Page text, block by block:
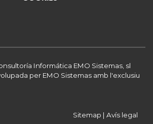
Informática EMO Sistemas, sl
per EMO Sistemas amb l'exclusiu
Sitemap | Avís legal